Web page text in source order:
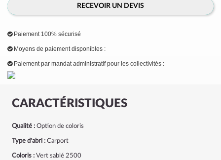
CARACTÉRISTIQUES
Qualité : Option de coloris
Type d'abri : Carport
Coloris : Vert sablé 2500
RECEVOIR UN DEVIS
Paiement 100% sécurisé
Moyens de paiement disponibles :
Paiement par mandat administratif pour les collectivités :